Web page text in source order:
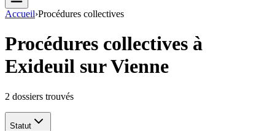
Accueil›Procédures collectives
Procédures collectives à
Exideuil sur Vienne
2 dossiers trouvés
Statut